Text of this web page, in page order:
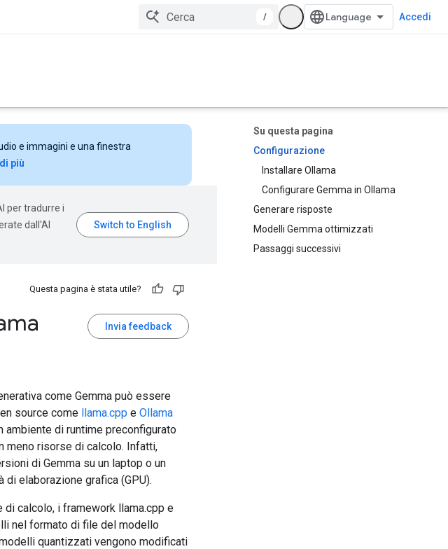
/ Accedi
Su questa pagina
Configurazione
Installare Ollama
Configurare Gemma in Ollama
Generare risposte
Modelli Gemma ottimizzati
Passaggi successivi
e immagini e una finestra
più
per tradurre i
dall'AI
Questa pagina è stata utile?
Invia feedback
come Gemma può essere
source come llama.cpp e Ollama
ambiente di runtime preconfigurato
meno risorse di calcolo. Infatti,
di Gemma su un laptop o un
di elaborazione grafica (GPU).
calcolo, i framework llama.cpp e
nel formato di file del modello
quantizzati vengono modificati